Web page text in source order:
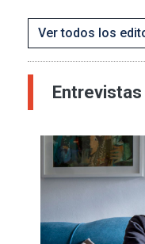
Ver todos los
Entrevistas
Imagen